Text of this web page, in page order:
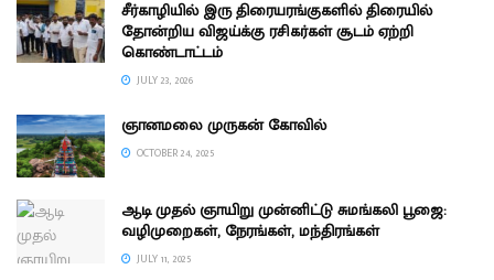
சீர்காழியில் இரு திரையரங்குகளில் திரையில்
தோன்றிய விஜய்க்கு ரசிகர்கள் சூடம் ஏற்றி
கொண்டாட்டம்
JULY 23, 2026
ஞானமலை முருகன் கோவில்
OCTOBER 24, 2025
ஆடி முதல் ஞாயிறு முன்னிட்டு சுமங்கலி பூஜை:
வழிமுறைகள், நேரங்கள், மந்திரங்கள்
JULY 11, 2025